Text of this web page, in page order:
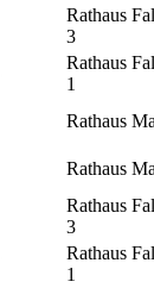
Rathaus
3
Rathaus
1
Rathaus
Rathaus
Rathaus
3
Rathaus
1